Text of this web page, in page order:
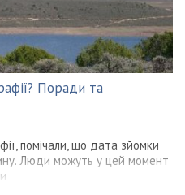
Поради та
помічали, що дата зйомки
Люди можуть у цей момент